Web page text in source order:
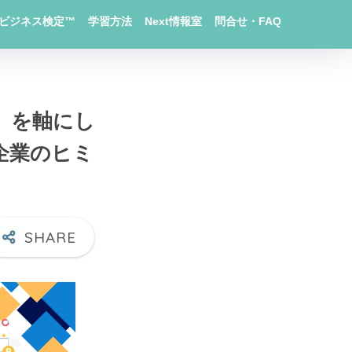
ジネス検定™ 学習方法 Next情報室 問合せ・FAQ
を軸にし
のヒミ